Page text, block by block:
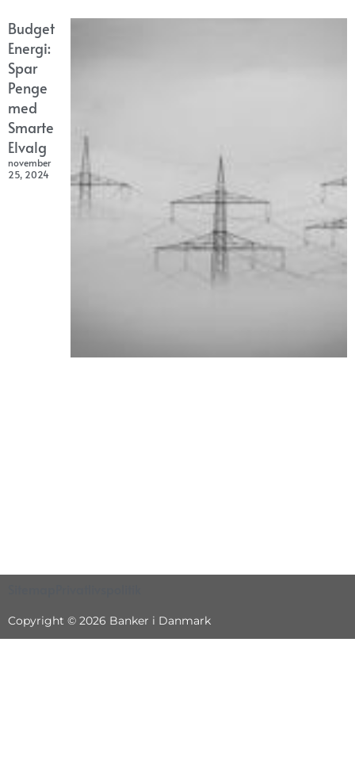
Budget
Energi:
Spar
Penge
med
Smarte
Elvalg
november
25, 2024
Copyright © 2026 Banker i Danmark